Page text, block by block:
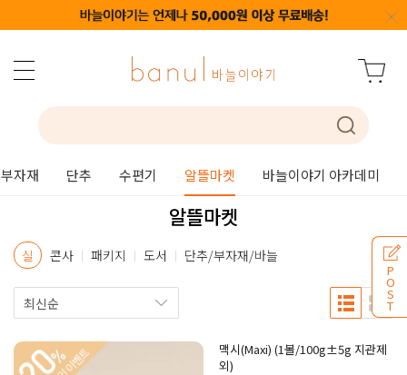
부자재 단추 수편기 알뜰마켓 바늘이야기 아카데미
P
O
S
T
알뜰마켓
실 콘사 패키지 도서 단추/부자재/바늘
맥시(Maxi) (1볼/100g±5g 지관제
외)